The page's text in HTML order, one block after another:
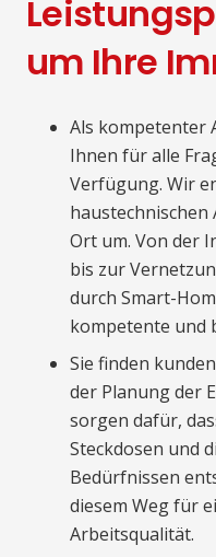
um Ihre
Als kompetenter
Ihnen für alle
Verfügung. Wir
haustechnischen
Ort um. Von der
bis zur
durch Smart-
kompetente und
Sie finden
der Planung der
sorgen dafür,
Steckdosen und
Bedürfnissen
diesem Weg für
Arbeitsqualität.